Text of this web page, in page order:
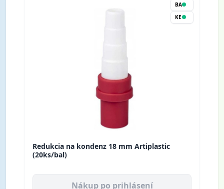
BA
KE
Redukcia na kondenz 18 mm Artiplastic
(20ks/bal)
Nákup po prihlásení